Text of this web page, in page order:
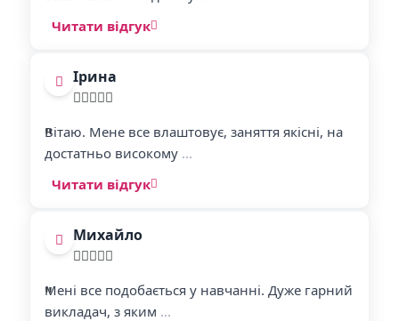
Читати відгук
Ірина
"
Вітаю. Мене все влаштовує, заняття якісні, на
достатньо високому ...
Читати відгук
"
Михайло
"
Мені все подобається у навчанні. Дуже гарний
викладач, з яким ...
"